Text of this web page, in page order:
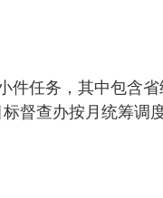
任务，其中包含
督查办按月统筹调